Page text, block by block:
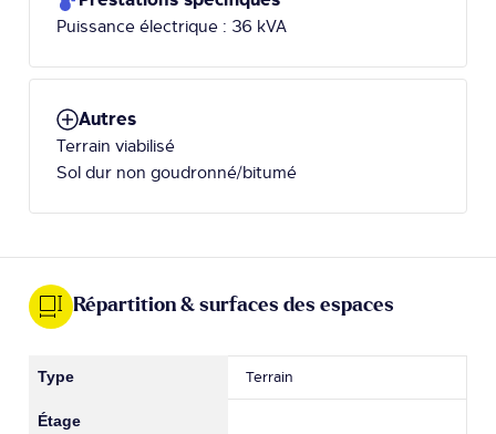
Puissance électrique : 36 kVA
Autres
Terrain viabilisé
Sol dur non goudronné/bitumé
Répartition & surfaces des espaces
Terrain